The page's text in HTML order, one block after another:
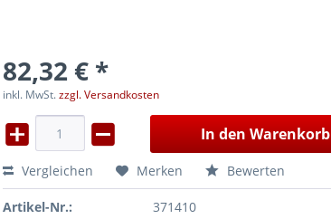
82,32 € *
inkl. MwSt.zzgl. Versandkosten
In den Warenkorb
Vergleichen Merken Bewerten
Artikel-Nr.:
371410